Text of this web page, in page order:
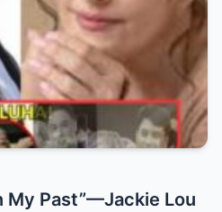
My Past”—Jackie Lou